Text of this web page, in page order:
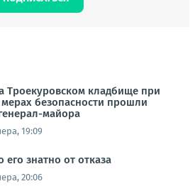
Троекуровском кладбище при
безопасности прошли
майора
19:09
его знатно от отказа
20:06